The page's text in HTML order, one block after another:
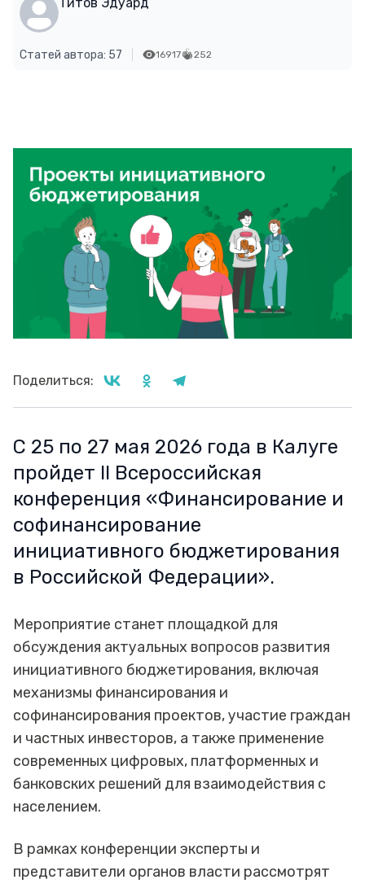
Статей автора: 57 16917 252
Поделиться:
С 25 по 27 мая 2026 года в Калуге
пройдет II Всероссийская
конференция «Финансирование и
софинансирование
инициативного бюджетирования
в Российской Федерации».
Мероприятие станет площадкой для
обсуждения актуальных вопросов развития
инициативного бюджетирования, включая
механизмы финансирования и
софинансирования проектов, участие граждан
и частных инвесторов, а также применение
современных цифровых, платформенных и
банковских решений для взаимодействия с
населением.
В рамках конференции эксперты и
представители органов власти рассмотрят